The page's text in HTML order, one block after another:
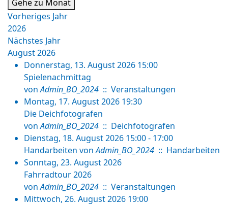
Gehe zu Monat
Vorheriges Jahr
2026
Nächstes Jahr
August 2026
Donnerstag, 13. August 2026 15:00
Spielenachmittag
von Admin_BO_2024 :: Veranstaltungen
Montag, 17. August 2026 19:30
Die Deichfotografen
von Admin_BO_2024 :: Deichfotografen
Dienstag, 18. August 2026 15:00 - 17:00
Handarbeiten von Admin_BO_2024 :: Handarbeiten
Sonntag, 23. August 2026
Fahrradtour 2026
von Admin_BO_2024 :: Veranstaltungen
Mittwoch, 26. August 2026 19:00